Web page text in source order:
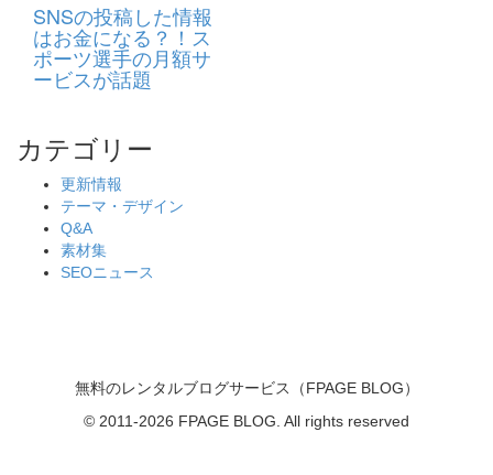
SNSの投稿した情報
はお金になる？！ス
ポーツ選手の月額サ
ービスが話題
カテゴリー
更新情報
テーマ・デザイン
Q&A
素材集
SEOニュース
無料のレンタルブログサービス（FPAGE BLOG）
© 2011-2026 FPAGE BLOG. All rights reserved